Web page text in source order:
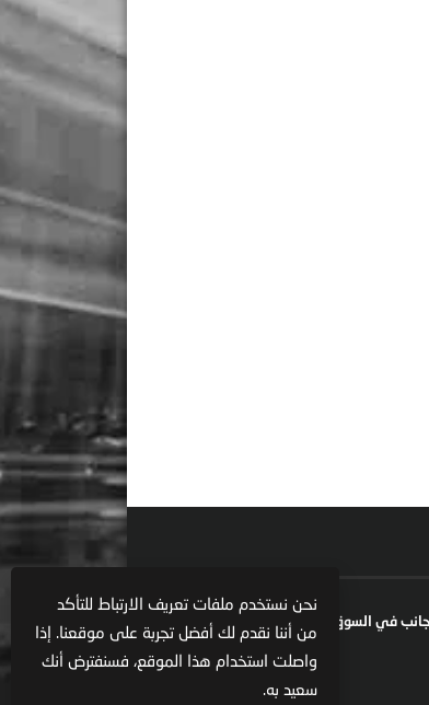
في السوق السعودية يعكس تنامي
نحن نستخدم ملفات تعريف الارتباط للتأكد
من أننا نقدم لك أفضل تجربة على موقعنا. إذا
واصلت استخدام هذا الموقع، فسنفترض أنك
سعيد به.